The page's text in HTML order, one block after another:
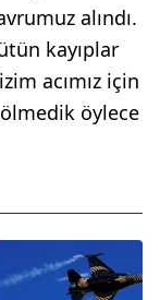
alındı.
kayıplar
acımız için
öylece